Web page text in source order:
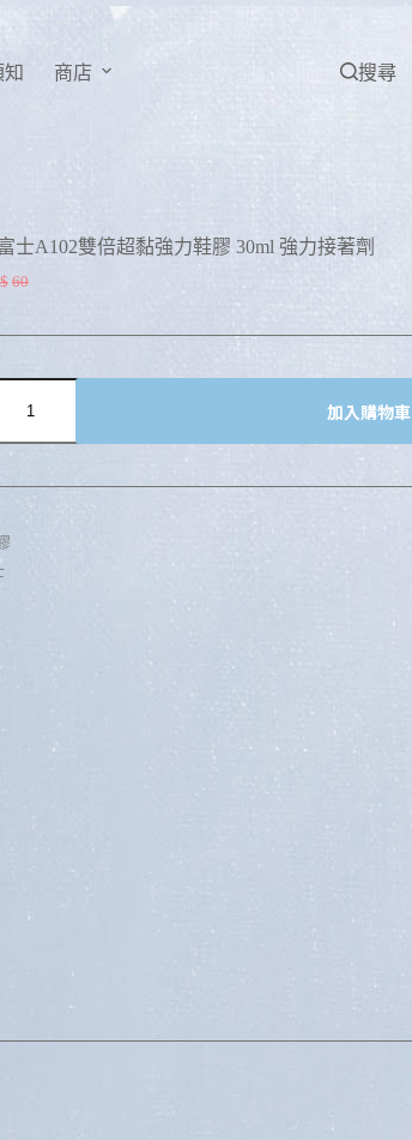
商店 搜尋
士A102雙倍超黏強力鞋膠 30ml 強力接著劑
60
加入購物車